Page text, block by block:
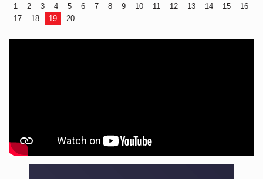
1 2 3 4 5 6 7 8 9 10 11 12 13 14 15
16
17
18 19 20